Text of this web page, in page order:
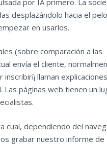
desplazándolo hacia el
en usarlos.
(sobre comparación a las
envía el cliente,
llaman
páginas web tienen un
cual, dependiendo ⁣del
grabar nuestro ‍informe de